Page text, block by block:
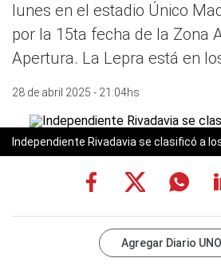
lunes en el estadio Único
por la 15ta fecha de la Zona
Apertura. La Lepra está en
28 de abril 2025 - 21:04hs
Independiente Rivadavia se clasificó a
Agregar Diario